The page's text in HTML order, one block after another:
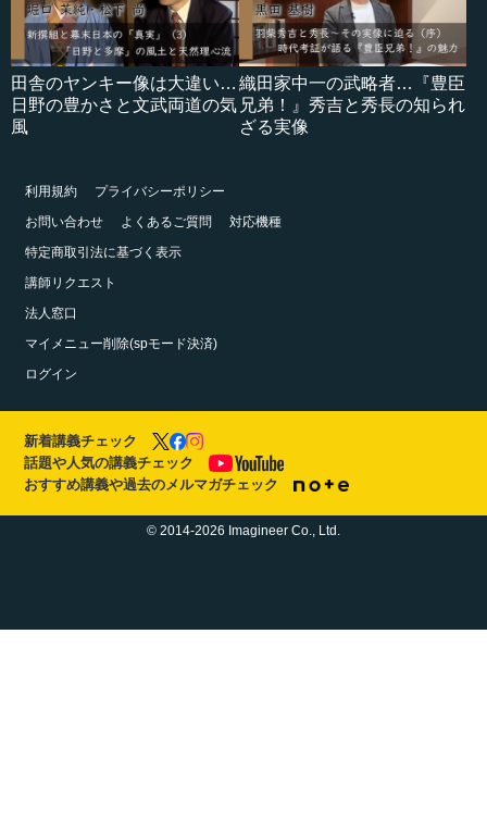
田舎のヤンキー像は大違い…
日野の豊かさと文武両道の気
風
織田家中一の武略者…『豊臣
兄弟！』秀吉と秀長の知られ
ざる実像
利用規約
プライバシーポリシー
お問い合わせ
よくあるご質問
対応機種
特定商取引法に基づく表示
講師リクエスト
法人窓口
マイメニュー削除(spモード決済)
ログイン
新着講義チェック
話題や人気の講義チェック
おすすめ講義や過去のメルマガチェック
© 2014-2026 Imagineer Co., Ltd.